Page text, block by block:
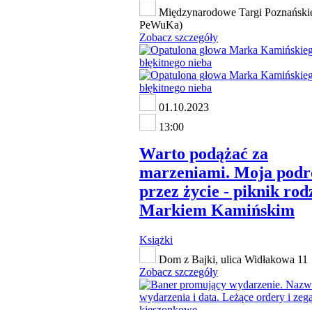
Międzynarodowe Targi
PeWuKa)
Zobacz szczegóły
01.10.2023
13:00
Warto podążać za
marzeniami. Moja
przez życie - piknik
Markiem Kamińskim
Książki
Dom z Bajki, ulica Widłakowa 11
Zobacz szczegóły